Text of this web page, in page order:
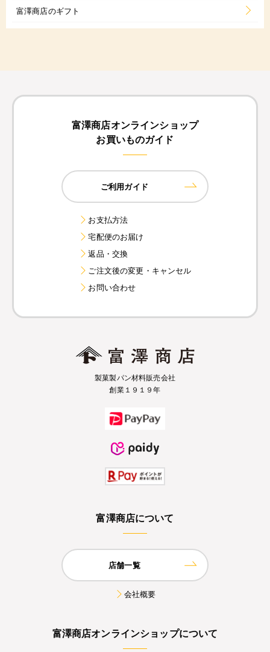
富澤商店のギフト
富澤商店オンラインショップ
お買いものガイド
ご利用ガイド
お支払方法
宅配便のお届け
返品・交換
ご注文後の変更・キャンセル
お問い合わせ
製菓製パン材料販売会社
創業１９１９年
富澤商店について
店舗一覧
会社概要
富澤商店オンラインショップについて